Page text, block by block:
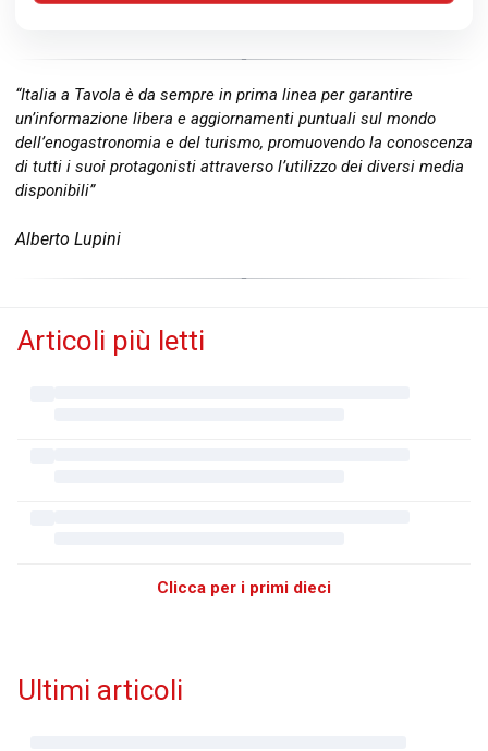
“Italia a Tavola è da sempre in prima linea per garantire
un’informazione libera e aggiornamenti puntuali sul mondo
dell’enogastronomia e del turismo, promuovendo la conoscenza
di tutti i suoi protagonisti attraverso l’utilizzo dei diversi media
disponibili”
Alberto Lupini
Articoli più letti
Clicca per i primi dieci
Ultimi articoli